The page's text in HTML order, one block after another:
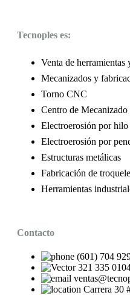
Tecnoples es:
Venta de herramientas
Mecanizados y
Torno CNC
Centro de Mecanizado
Electroerosión por hilo
Electroerosión por
Estructuras metálicas
Fabricación de
Herramientas
Contacto
(601) 704
321 335
Carrera 30